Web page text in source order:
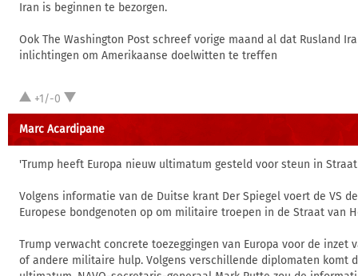
Iran is beginnen te bezorgen.
Ook The Washington Post schreef vorige maand al dat Rusland
inlichtingen om Amerikaanse doelwitten te treffen
+1/-0
Marc Acardipane
'Trump heeft Europa nieuw ultimatum gesteld voor steun in
Volgens informatie van de Duitse krant Der Spiegel voert de VS
Europese bondgenoten op om militaire troepen in de Straat van
Trump verwacht concrete toezeggingen van Europa voor de inzet
of andere militaire hulp. Volgens verschillende diplomaten komt